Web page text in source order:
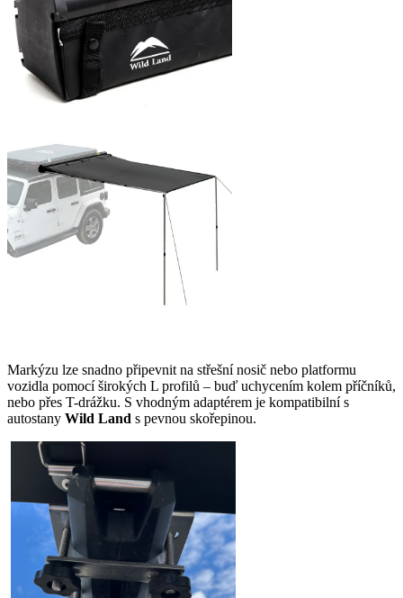
Markýzu lze snadno připevnit na střešní nosič nebo platformu
vozidla pomocí širokých L profilů – buď uchycením kolem příčníků,
nebo přes T-drážku. S vhodným adaptérem je kompatibilní s
autostany Wild Land s pevnou skořepinou.